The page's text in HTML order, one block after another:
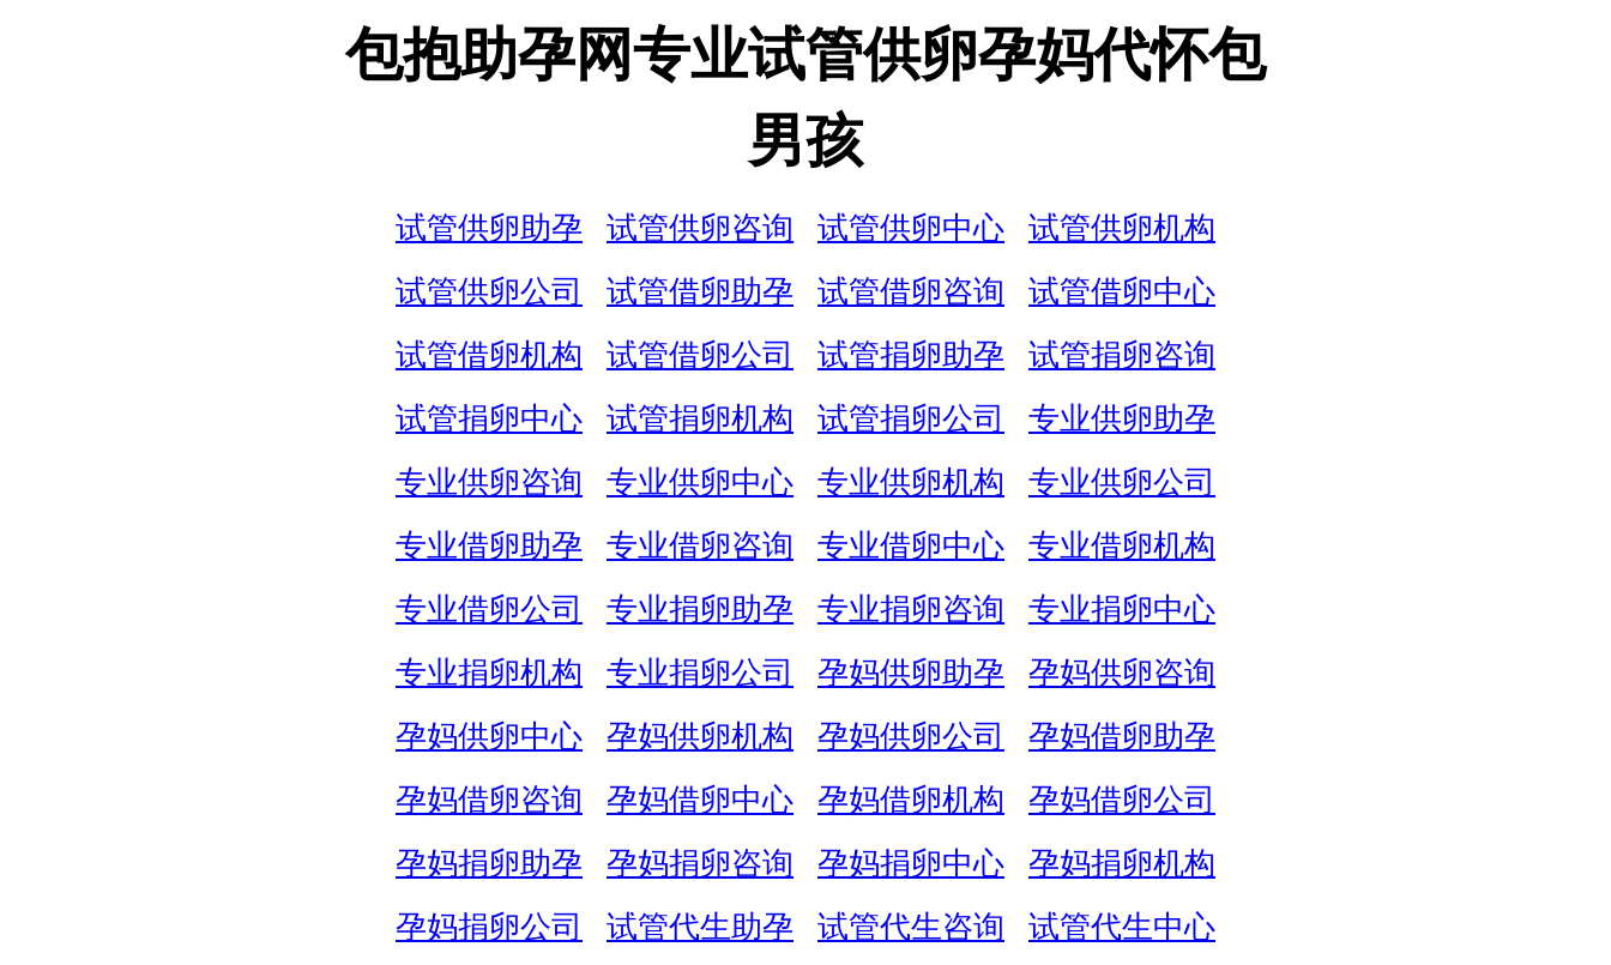
包抱助孕网专业试管供卵孕妈代怀包
男孩
试管供卵助孕 试管供卵咨询 试管供卵中心
试管供卵机构
试管供卵公司
试管借卵助孕 试管借卵咨询
试管借卵中心
试管借卵机构
试管借卵公司 试管捐卵助孕
试管捐卵咨询
试管捐卵中心
试管捐卵机构 试管捐卵公司
专业供卵助孕
专业供卵咨询
专业供卵中心 专业供卵机构
专业供卵公司
专业借卵助孕
专业借卵咨询 专业借卵中心
专业借卵机构
专业借卵公司
专业捐卵助孕 专业捐卵咨询
专业捐卵中心
专业捐卵机构
专业捐卵公司 孕妈供卵助孕
孕妈供卵咨询
孕妈供卵中心
孕妈供卵机构 孕妈供卵公司
孕妈借卵助孕
孕妈借卵咨询
孕妈借卵中心 孕妈借卵机构
孕妈借卵公司
孕妈捐卵助孕
孕妈捐卵咨询 孕妈捐卵中心
孕妈捐卵机构
孕妈捐卵公司
试管代生助孕 试管代生咨询
试管代生中心